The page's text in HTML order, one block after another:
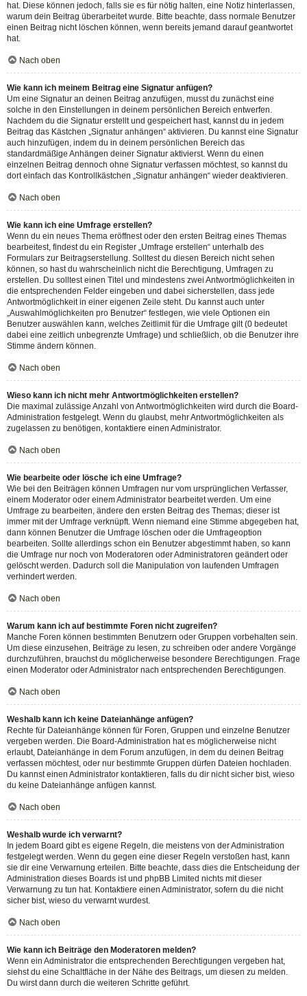
hat. Diese können jedoch, falls sie es für nötig halten, eine Notiz hinterlassen,
warum dein Beitrag überarbeitet wurde. Bitte beachte, dass normale Benutzer
einen Beitrag nicht löschen können, wenn bereits jemand darauf geantwortet
hat.
Nach oben
Wie kann ich meinem Beitrag eine Signatur anfügen?
Um eine Signatur an deinen Beitrag anzufügen, musst du zunächst eine
solche in den Einstellungen in deinem persönlichen Bereich entwerfen.
Nachdem du die Signatur erstellt und gespeichert hast, kannst du in jedem
Beitrag das Kästchen „Signatur anhängen“ aktivieren. Du kannst eine Signatur
auch hinzufügen, indem du in deinem persönlichen Bereich das
standardmäßige Anhängen deiner Signatur aktivierst. Wenn du einen
einzelnen Beitrag dennoch ohne Signatur verfassen möchtest, so kannst du
dort einfach das Kontrollkästchen „Signatur anhängen“ wieder deaktivieren.
Nach oben
Wie kann ich eine Umfrage erstellen?
Wenn du ein neues Thema eröffnest oder den ersten Beitrag eines Themas
bearbeitest, findest du ein Register „Umfrage erstellen“ unterhalb des
Formulars zur Beitragserstellung. Solltest du diesen Bereich nicht sehen
können, so hast du wahrscheinlich nicht die Berechtigung, Umfragen zu
erstellen. Du solltest einen Titel und mindestens zwei Antwortmöglichkeiten in
die entsprechenden Felder eingeben und dabei sicherstellen, dass jede
Antwortmöglichkeit in einer eigenen Zeile steht. Du kannst auch unter
„Auswahlmöglichkeiten pro Benutzer“ festlegen, wie viele Optionen ein
Benutzer auswählen kann, welches Zeitlimit für die Umfrage gilt (0 bedeutet
dabei eine zeitlich unbegrenzte Umfrage) und schließlich, ob die Benutzer ihre
Stimme ändern können.
Nach oben
Wieso kann ich nicht mehr Antwortmöglichkeiten erstellen?
Die maximal zulässige Anzahl von Antwortmöglichkeiten wird durch die Board-
Administration festgelegt. Wenn du glaubst, mehr Antwortmöglichkeiten als
zugelassen zu benötigen, kontaktiere einen Administrator.
Nach oben
Wie bearbeite oder lösche ich eine Umfrage?
Wie bei den Beiträgen können Umfragen nur vom ursprünglichen Verfasser,
einem Moderator oder einem Administrator bearbeitet werden. Um eine
Umfrage zu bearbeiten, ändere den ersten Beitrag des Themas; dieser ist
immer mit der Umfrage verknüpft. Wenn niemand eine Stimme abgegeben hat,
dann können Benutzer die Umfrage löschen oder die Umfrageoption
bearbeiten. Sollte allerdings schon ein Benutzer abgestimmt haben, so kann
die Umfrage nur noch von Moderatoren oder Administratoren geändert oder
gelöscht werden. Dadurch soll die Manipulation von laufenden Umfragen
verhindert werden.
Nach oben
Warum kann ich auf bestimmte Foren nicht zugreifen?
Manche Foren können bestimmten Benutzern oder Gruppen vorbehalten sein.
Um diese einzusehen, Beiträge zu lesen, zu schreiben oder andere Vorgänge
durchzuführen, brauchst du möglicherweise besondere Berechtigungen. Frage
einen Moderator oder Administrator nach entsprechenden Berechtigungen.
Nach oben
Weshalb kann ich keine Dateianhänge anfügen?
Rechte für Dateianhänge können für Foren, Gruppen und einzelne Benutzer
vergeben werden. Die Board-Administration hat es möglicherweise nicht
erlaubt, Dateianhänge in dem Forum anzufügen, in dem du deinen Beitrag
verfassen möchtest, oder nur bestimmte Gruppen dürfen Dateien hochladen.
Du kannst einen Administrator kontaktieren, falls du dir nicht sicher bist, wieso
du keine Dateianhänge anfügen kannst.
Nach oben
Weshalb wurde ich verwarnt?
In jedem Board gibt es eigene Regeln, die meistens von der Administration
festgelegt werden. Wenn du gegen eine dieser Regeln verstoßen hast, kann
sie dir eine Verwarnung erteilen. Bitte beachte, dass dies die Entscheidung der
Administration dieses Boards ist und phpBB Limited nichts mit dieser
Verwarnung zu tun hat. Kontaktiere einen Administrator, sofern du die nicht
sicher bist, wieso du verwarnt wurdest.
Nach oben
Wie kann ich Beiträge den Moderatoren melden?
Wenn ein Administrator die entsprechenden Berechtigungen vergeben hat,
siehst du eine Schaltfläche in der Nähe des Beitrags, um diesen zu melden.
Du wirst dann durch die weiteren Schritte geführt.